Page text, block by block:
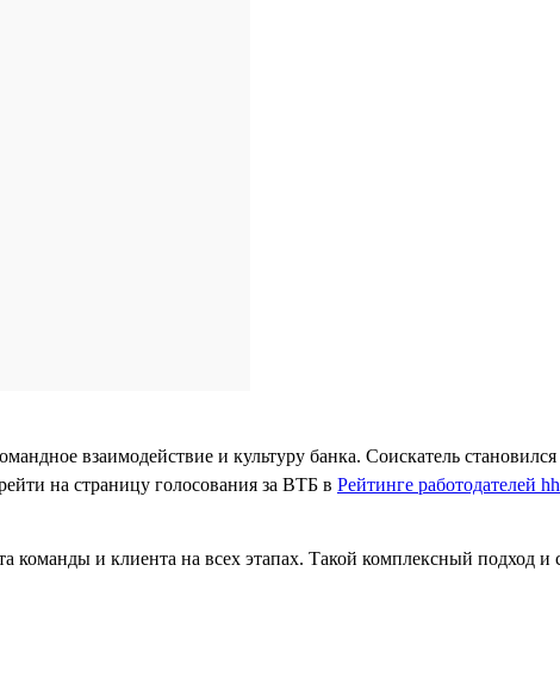
взаимодействие и культуру банка. Соискатель
на страницу голосования за ВТБ в Рейтинге работодателей
и клиента на всех этапах. Такой комплексный подход и